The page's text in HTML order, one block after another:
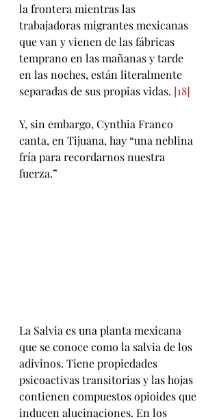
la frontera mientras las
trabajadoras migrantes mexicanas
que van y vienen de las fábricas
temprano en las mañanas y tarde
en las noches, están literalmente
separadas de sus propias vidas. [18]
Y, sin embargo, Cynthia Franco
canta, en Tijuana, hay “una neblina
fría para recordarnos nuestra
fuerza.”
La Salvia es una planta mexicana
que se conoce como la salvia de los
adivinos. Tiene propiedades
psicoactivas transitorias y las hojas
contienen compuestos opioides que
inducen alucinaciones. En los